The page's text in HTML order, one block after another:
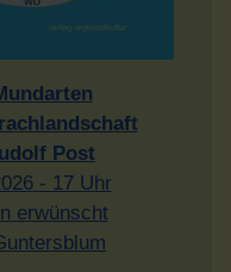
Post
- 17 Uhr
erwünscht